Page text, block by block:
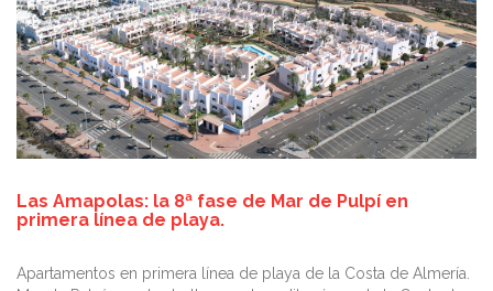
Las Amapolas: la 8ª fase de Mar de Pulpí en
primera línea de playa.
Apartamentos en primera línea de playa de la Costa de Almería.